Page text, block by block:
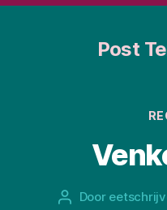
Post
Berichtauteur
Door